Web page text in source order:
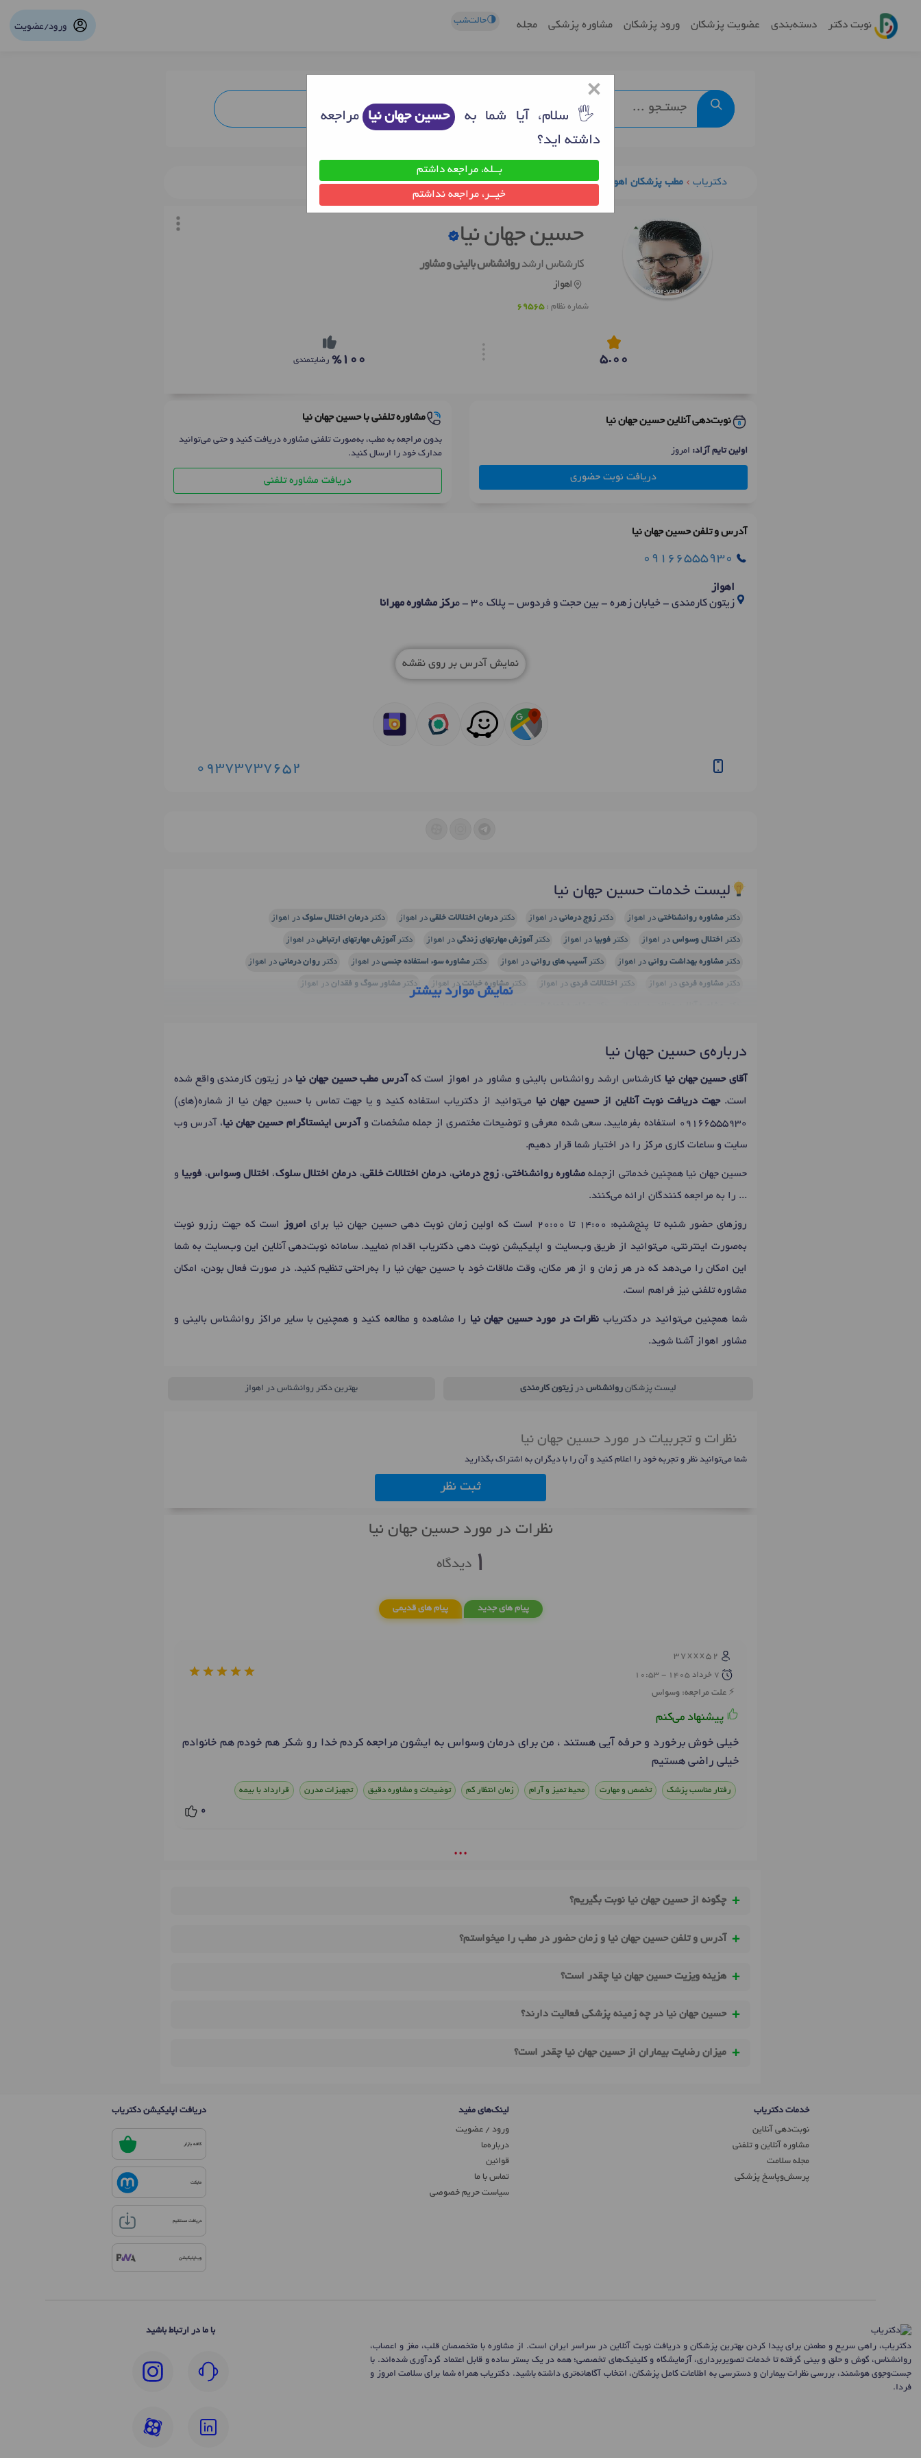
نوبت دکتر دسته‌بندی عضویت پزشکان ورود پزشکان مشاوره پزشکی مجله 🌗حالت‌شب
ورود/عضویت
دکتریاب مطب پزشکان اهواز روانشناس خوب اهواز حسین جهان نیا
حسین جهان نیا
کارشناس ارشدروانشناس بالینی و مشاور
اهواز
شماره نظام :69565
5.00
%100 رضایتمندی
نوبت‌دهی آنلاین حسین جهان نیا
اولین تایم آزاد: امروز
دریافت نوبت حضوری
مشاوره تلفنی با حسین جهان نیا
بدون مراجعه به مطب، به‌صورت تلفنی مشاوره دریافت کنید و حتی می‌توانید
مدارک خود را ارسال کنید.
دریافت مشاوره تلفنی
آدرس و تلفن حسین جهان نیا
09166555930
اهواز
زیتون کارمندی - خیابان زهره - بین حجت و فردوس - پلاک 30 - م
رکز مشاوره مهرانا
نمایش آدرس بر روی نقشه
09373737652
لیست خدمات حسین جهان نیا
دکترمشاوره روانشناختی در اهواز دکتر زوج درمانی در اهواز دکتردرمان اختلالات خلقی در اهواز دکتردرمان اختلال سلوک در اهواز
دکتر اختلال وسواس در اهواز دکتر فوبیا در اهواز دکتر آموزش مهارتهای زندگی در اهواز دکتر آموزش مهارتهای ارتباطی در اهواز
دکترمشاوره بهداشت روانی در اهواز دکتر آسیب های روانی در اهواز دکترمشاوره سوء استفاده جنسی در اهواز دکتر روان درمانی در اهواز
دکتر مشاوره فردی در اهواز دکتر اختلالات فردی در اهواز دکتر مشاوره خیانتدر اهواز دکتر مشاور سوگ و فقدان در اهواز
نمایش موارد بیشتر
درباره‌ی حسین جهان نیا
آقای حسین جهان نیا کارشناس ارشد روانشناس بالینی و مشاور در اهواز است که آدرس مطب حسین جهان نیا در زیتون کارمندی واقع شده
است.جهت دریافت نوبت آنلاین از حسین جهان نیا می‌توانید از دکتریاب استفاده کنید و یا جهت تماس با حسین جهان نیا از شماره(های)
09166555930 استفاده بفرمایید. سعی شده معرفی و توضیحات مختصری از جمله مشخصات و آدرس اینستاگرام حسین جهان نیا، آدرس وب
سایت و ساعات کاری مرکز را در اختیار شما قرار دهیم.
حسین جهان نیا همچنین خدماتی ازجملهمشاوره روانشناختی، زوج درمانی، درمان اختلالات خلقی، درمان اختلال سلوک، اختلال وسواس، فوبیا و
... را به مراجعه کنندگان ارائه می‌کنند.
روزهای حضور شنبه تا پنج‌شنبه: 14:00 تا 20:00 است که اولین زمان نوبت دهی حسین جهان نیا برای امروز
است که جهت رزرو نوبت
به‌صورت اینترنتی، می‌توانید از طریق وب‌سایت و اپلیکیشن نوبت دهی دکتریاب اقدام نمایید. سامانه نوبت‌دهی آنلاین این وب‌سایت به شما
این امکان را می‌دهد که در هر زمان و از هر مکان، وقت ملاقات خود با حسین جهان نیا را به‌راحتی تنظیم کنید. در صورت فعال بودن، امکان
مشاوره تلفنی نیز فراهم است.
شما همچنین می‌توانید در دکتریاب نظرات در مورد حسین جهان نیا را مشاهده و مطالعه کنید و همچنین با سایر مراکز روانشناس بالینی و
مشاور اهواز آشنا شوید.
لیست پزشکانروانشناس درزیتون کارمندی بهترین دکتر روانشناس در اهواز
نظرات و تجربیات در مورد حسین جهان نیا
شما می‌توانید نظر و تجربه خود را اعلام کنید و آن را با دیگران به اشتراک بگذارید
ثبت نظر
نظرات در مورد حسین جهان نیا
1دیدگاه
پیام های جدید پیام های قدیمی
37xxx52
7 خرداد 1405 - 10:53
علت مراجعه: وسواس
پیشنهاد می‌کنم
خیلی خوش برخورد و حرفه آیی هستند ، من برای درمان وسواس به ایشون مراجعه کردم خدا رو شکر هم خودم هم خانوادم
خیلی راضی هستیم
رفتار مناسب پزشک تخصص و مهارت محیط تمیز و آرام زمان انتظار کم توضیحات و مشاوره دقیق تجهیزات مدرن قرارداد با بیمه
0
• • •
چگونه از حسین جهان نیا نوبت بگیریم؟
آدرس و تلفن حسین جهان نیا و زمان حضور در مطب را میخواستم؟
هزینه ویزیت حسین جهان نیا چقدر است؟
حسین جهان نیا در چه زمینه پزشکی فعالیت دارند؟
میزان رضایت بیماران از حسین جهان نیا چقدر است؟
×
🖐 سلام، آیا شما به حسین جهان نیا مراجعه
داشته اید؟
بــله، مراجعه داشتم
خیــر، مراجعه نداشتم
خدمات دکتریاب
نوبت‌دهی آنلاین
مشاوره آنلاین و تلفنی
مجله سلامت
پرسش‌و‌پاسخ پزشکی
لینک‌های مفید
ورود / عضویت
درباره‌ما
قوانین
تماس ‌با ما
سیاست حریم خصوصی
دریافت اپلیکیشن دکتریاب
کافه بازار
مایکت
دریافت مستقیم
وب‌اپلیکیشن
دکتریاب، راهی سریع و مطمئن برای پیدا کردن بهترین پزشکان و دریافت نوبت آنلاین در سراسر ایران است. از مشاوره با متخصصان قلب، مغز و اعصاب،
روانشناس، گوش و حلق و بینی گرفته تا خدمات تصویربرداری، آزمایشگاه و کلینیک‌های تخصصی؛ همه در یک بستر ساده و قابل اعتماد گردآوری شده‌اند. با
جست‌وجوی هوشمند، بررسی نظرات بیماران و دسترسی به اطلاعات کامل پزشکان، انتخاب آگاهانه‌تری داشته باشید. دکتریاب همراه شما برای سلامت امروز و
فردا.
با ما در ارتباط باشید